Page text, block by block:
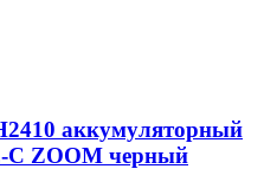
аккумуляторный
C ZOOM черный